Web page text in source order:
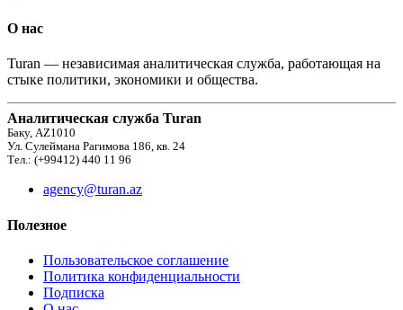
О нас
Turan — независимая аналитическая служба, работающая на
стыке политики, экономики и общества.
Аналитическая служба Turan
Баку, AZ1010
Ул. Сулеймана Рагимова 186, кв. 24
Тел.: (+99412) 440 11 96
agency@turan.az
Полезное
Пользовательское соглашение
Политика конфиденциальности
Подписка